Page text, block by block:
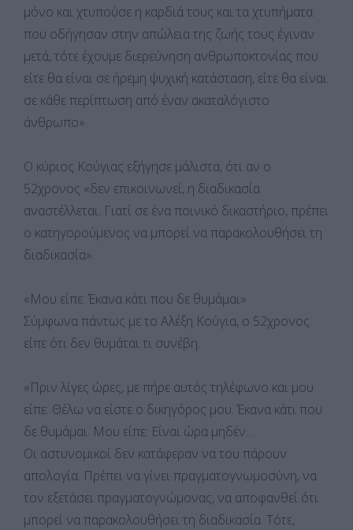
μόνο και χτυπούσε η καρδιά τους και τα χτυπήματα
που οδήγησαν στην απώλεια της ζωής τους έγιναν
μετά, τότε έχουμε διερεύνηση ανθρωποκτονίας που
είτε θα είναι σε ήρεμη ψυχική κατάσταση, είτε θα είναι
σε κάθε περίπτωση από έναν ακαταλόγιστο
άνθρωπο».
Ο κύριος Κούγιας εξήγησε μάλιστα, ότι αν ο
52χρονος «δεν επικοινωνεί, η διαδικασία
αναστέλλεται. Γιατί σε ένα ποινικό δικαστήριο, πρέπει
ο κατηγορούμενος να μπορεί να παρακολουθήσει τη
διαδικασία».
«Μου είπε: Έκανα κάτι που δε θυμάμαι»
Σύμφωνα πάντως με το Αλέξη Κούγια, ο 52χρονος
είπε ότι δεν θυμάται τι συνέβη.
«Πριν λίγες ώρες, με πήρε αυτός τηλέφωνο και μου
είπε: Θέλω να είστε ο δικηγόρος μου. Έκανα κάτι που
δε θυμάμαι. Μου είπε: Είναι ώρα μηδέν…
Οι αστυνομικοί δεν κατάφεραν να του πάρουν
απολογία. Πρέπει να γίνει πραγματογνωμοσύνη, να
τον εξετάσει πραγματογνώμονας, να αποφανθεί ότι
μπορεί να παρακολουθήσει τη διαδικασία. Τότε,